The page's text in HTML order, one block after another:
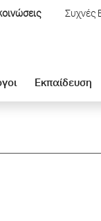
Συχνές
Εκπαίδευση